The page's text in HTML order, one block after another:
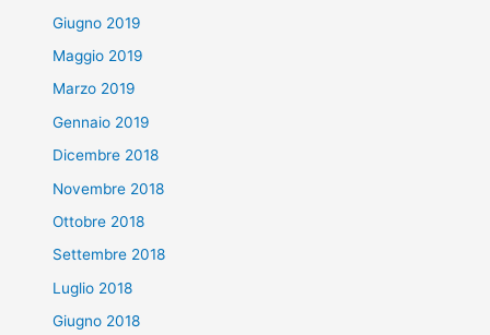
Giugno 2019
Maggio 2019
Marzo 2019
Gennaio 2019
Dicembre 2018
Novembre 2018
Ottobre 2018
Settembre 2018
Luglio 2018
Giugno 2018